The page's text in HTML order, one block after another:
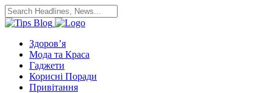
Здоров’я
Мода та Краса
Гаджети
Корисні Поради
Привітання